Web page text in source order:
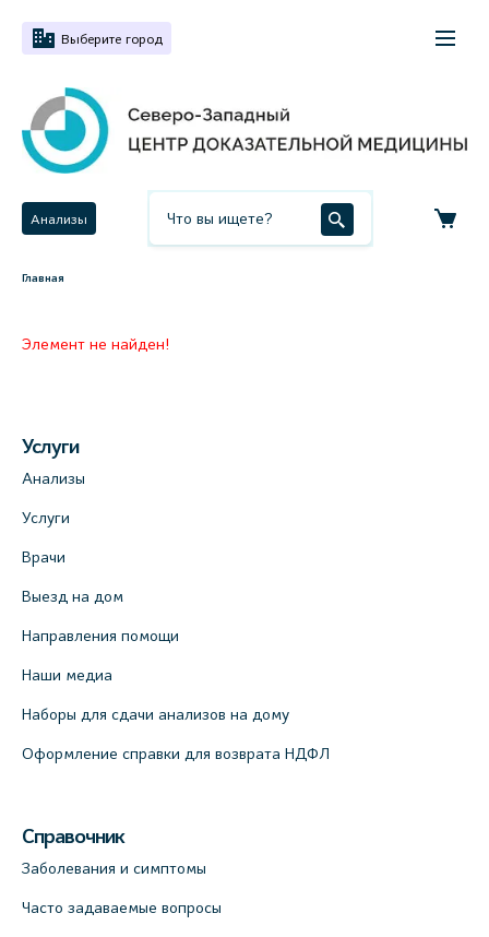
Выберите город
Анализы
Главная
Элемент не найден!
Услуги
Анализы
Услуги
Врачи
Выезд на дом
Направления помощи
Наши медиа
Наборы для сдачи анализов на дому
Оформление справки для возврата НДФЛ
Справочник
Заболевания и симптомы
Часто задаваемые вопросы